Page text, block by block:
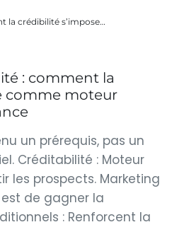
la crédibilité s’impose…
: comment la
comme moteur
un prérequis, pas un
Créditabilité : Moteur
les prospects. Marketing
de gagner la
: Renforcent la